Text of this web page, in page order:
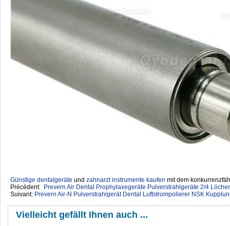
Günstige dentalgeräte ‎ und zahnarzt instrumente kaufen mit dem
Précédent: Prevern Air Dental Prophylaxegeräte Pulverstrahlgeräte 2/4 Löcher
Suivant: Prevern Air-N Pulverstrahlgerät Dental Luftstrompolierer NSK
Vielleicht gefällt Ihnen auch ...